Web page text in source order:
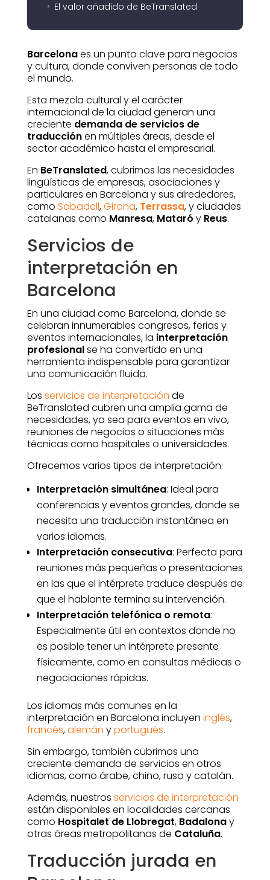
5 El valor añadido de BeTranslated
Barcelonaes un punto clave para negocios
y cultura, donde conviven personas de todo
el mundo.
Esta mezcla cultural y el carácter
internacional de la ciudad generan una
creciente demanda de servicios de
traducciónen múltiples áreas, desde el
sector académico hasta el empresarial.
En BeTranslated, cubrimos las necesidades
lingüísticas de empresas, asociaciones y
particulares en Barcelona y sus alrededores,
como Sabadell,Girona, Terrassa, y ciudades
catalanas como Manresa, Mataró y Reus.
Servicios de
interpretación en
Barcelona
En una ciudad como Barcelona, donde se
celebran innumerables congresos, ferias y
eventos internacionales, la interpretación
profesionalse ha convertido en una
herramienta indispensable para garantizar
una comunicación fluida.
Los servicios de interpretación de
BeTranslated cubren una amplia gama de
necesidades, ya sea para eventos en vivo,
reuniones de negocios o situaciones más
técnicas como hospitales o universidades.
Ofrecemos varios tipos de interpretación:
Interpretación simultánea: Ideal para
conferencias y eventos grandes, donde se
necesita una traducción instantánea en
varios idiomas.
Interpretación consecutiva: Perfecta para
reuniones más pequeñas o presentaciones
en las que el intérprete traduce después de
que el hablante termina su intervención.
Interpretación telefónica o remota:
Especialmente útil en contextos donde no
es posible tener un intérprete presente
físicamente, como en consultas médicas o
negociaciones rápidas.
Los idiomas más comunes en la
interpretación en Barcelona incluyen inglés,
francés,alemán yportugués.
Sin embargo, también cubrimos una
creciente demanda de servicios en otros
idiomas, como árabe, chino, ruso y catalán.
Además, nuestros servicios de interpretación
están disponibles en localidades cercanas
como Hospitalet de Llobregat, Badalonay
otras áreas metropolitanas de Cataluña.
Traducción jurada en